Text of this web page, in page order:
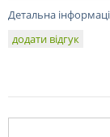
Детальна
додати відгук